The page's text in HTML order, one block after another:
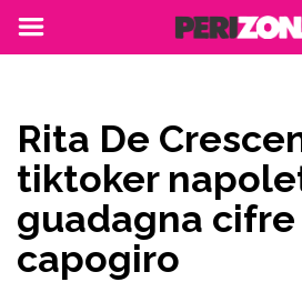
Rita De
tiktoker
guadagna cifre
capogiro